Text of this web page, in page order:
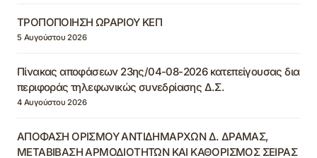
ΤΡΟΠΟΠΟΙΗΣΗ ΩΡΑΡΙΟΥ ΚΕΠ
5 Αυγούστου 2026
Πίνακας αποφάσεων 23ης/04-08-2026 κατεπείγουσας δια
περιφοράς τηλεφωνικώς συνεδρίασης Δ.Σ.
4 Αυγούστου 2026
ΑΠΟΦΑΣΗ ΟΡΙΣΜΟΥ ΑΝΤΙΔΗΜΑΡΧΩΝ Δ. ΔΡΑΜΑΣ,
ΜΕΤΑΒΙΒΑΣΗ ΑΡΜΟΔΙΟΤΗΤΩΝ ΚΑΙ ΚΑΘΟΡΙΣΜΟΣ ΣΕΙΡΑΣ